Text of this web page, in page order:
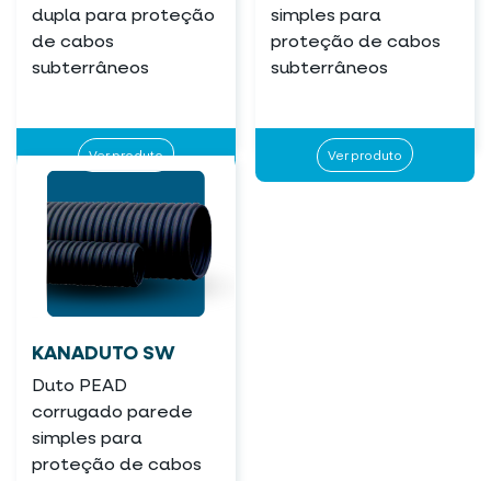
dupla para proteção
de cabos
subterrâneos
Ver produto
simples para
proteção de cabos
subterrâneos
Ver produto
KANADUTO SW
Duto PEAD
corrugado parede
simples para
proteção de cabos